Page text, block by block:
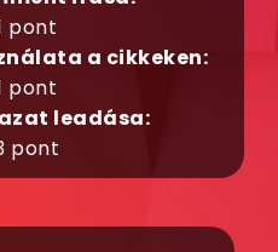
pont
a cikkeken:
pont
leadása:
pont